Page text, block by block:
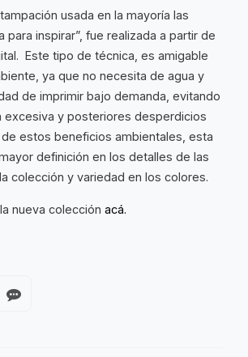
usada en la mayoría las
para inspirar”, fue realizada a partir de
Este tipo de técnica, es amigable
ya que no necesita de agua y
de imprimir bajo demanda, evitando
excesiva y posteriores desperdicios
estos beneficios ambientales, esta
definición en los detalles de las
colección y variedad en los colores.
nueva colección acá.